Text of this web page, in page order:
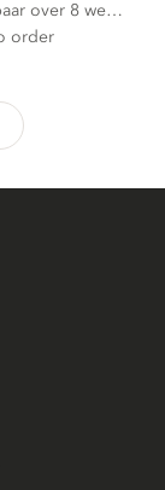
Beschikbaar over 8 weken
order